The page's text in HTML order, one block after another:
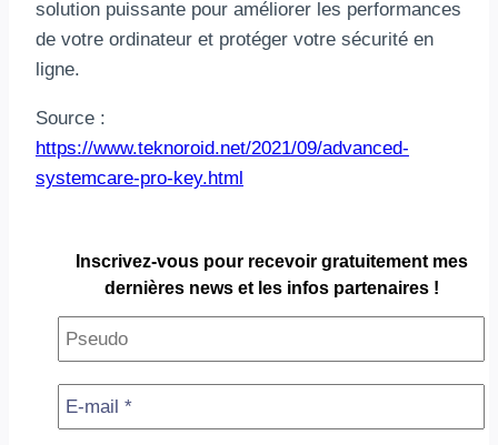
solution puissante pour améliorer les performances
de votre ordinateur et protéger votre sécurité en
ligne.
Source :
https://www.teknoroid.net/2021/09/advanced-
systemcare-pro-key.html
Inscrivez-vous pour recevoir gratuitement mes
dernières news et les infos partenaires !